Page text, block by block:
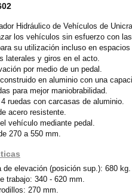
Hidráulico de Vehículos de
los vehículos sin esfuerzo con
su utilización incluso en espacios
laterales y giros en el acto.
por medio de un pedal.
en aluminio con una
para mejor maniobrabilidad.
ruedas con carcasas de aluminio.
acero resistente.
vehículo mediante pedal.
270 a 550 mm.
de elevación (posición sup.): 680 kg.
trabajo: 340 - 620 mm.
270 mm.